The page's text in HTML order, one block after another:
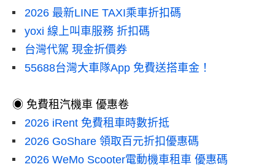
2026 最新LINE TAXI乘車折扣碼
yoxi 線上叫車服務 折扣碼
台灣代駕 現金折價券
55688台灣大車隊App 免費送搭車金！
◉ 免費租汽機車 優惠卷
2026 iRent 免費租車時數折抵
2026 GoShare 領取百元折扣優惠碼
2026 WeMo Scooter電動機車租車 優惠碼